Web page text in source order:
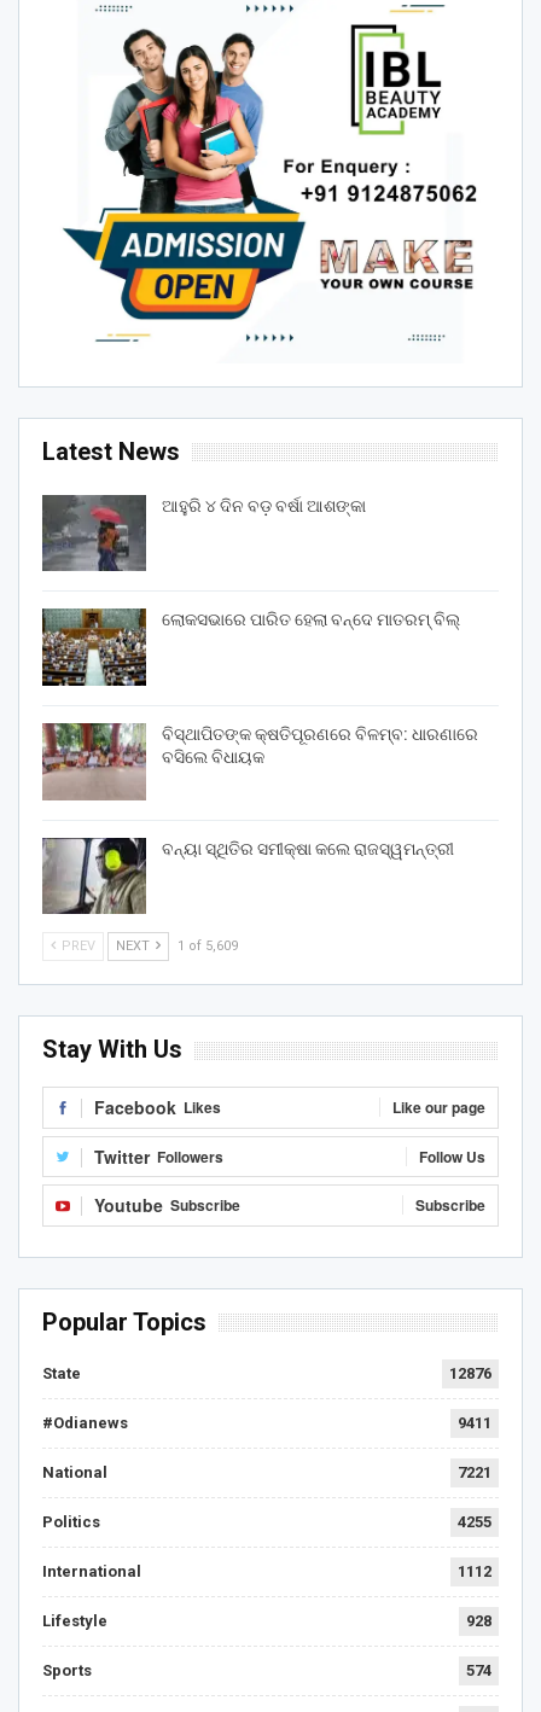
Latest News
ଆହୁରି ୪ ଦିନ ବଡ଼ ବର୍ଷା ଆଶଙ୍କା
ଲୋକସଭାରେ ପାରିତ ହେଲା ବନ୍ଦେ ମାତରମ୍‌ ବିଲ୍‌
ବିସ୍ଥାପିତଙ୍କ କ୍ଷତିପୂରଣରେ ବିଳମ୍ବ: ଧାରଣାରେ
ବସିଲେ ବିଧାୟକ
ବନ୍ୟା ସ୍ଥିତିର ସମୀକ୍ଷା କଲେ ରାଜସ୍ୱମନ୍ତ୍ରୀ
PREV NEXT 1 of 5,609
Stay With Us
Facebook Likes Like our page
Twitter Followers Follow Us
Youtube Subscribe Subscribe
Popular Topics
State 12876
#Odianews 9411
National 7221
Politics 4255
International 1112
Lifestyle 928
Sports 574